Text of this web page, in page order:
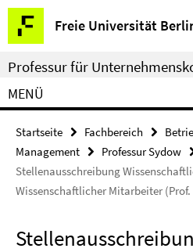
Springe
direkt
zu
Inhalt
Freie Universität
Service-
Navigation
Professur für
MENÜ
Startseite Fachbereich
Management
Professur Sydow
Stellenausschreibung
Wissenschaftlicher Mitarbeiter (Prof.